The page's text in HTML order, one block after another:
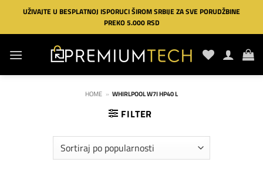
Preskoči
sadržaj
UŽIVAJTE U BESPLATNOJ ISPORUCI ŠIROM SRBIJE ZA SVE PORUDŽBINE
PREKO 5.000 RSD
HOME » WHIRLPOOL W7I HP40 L
FILTER